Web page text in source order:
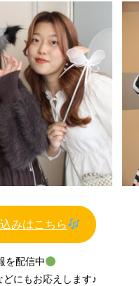
みはこちら
を配信中
にもお応えします♪